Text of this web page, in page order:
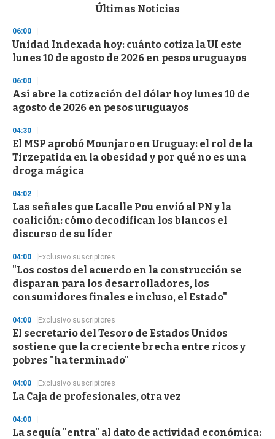
d
s
o
f
3
s
c
n
d
s
Últimas Noticias
06:00
Unidad Indexada hoy: cuánto cotiza la UI este
lunes 10 de agosto de 2026 en pesos uruguayos
06:00
Así abre la cotización del dólar hoy lunes 10 de
agosto de 2026 en pesos uruguayos
04:30
El MSP aprobó Mounjaro en Uruguay: el rol de la
Tirzepatida en la obesidad y por qué no es una
droga mágica
04:02
Las señales que Lacalle Pou envió al PN y la
coalición: cómo decodifican los blancos el
discurso de su líder
04:00 Exclusivo suscriptores
"Los costos del acuerdo en la construcción se
disparan para los desarrolladores, los
consumidores finales e incluso, el Estado"
04:00 Exclusivo suscriptores
El secretario del Tesoro de Estados Unidos
sostiene que la creciente brecha entre ricos y
pobres "ha terminado"
04:00 Exclusivo suscriptores
La Caja de profesionales, otra vez
04:00
La sequía "entra" al dato de actividad económica: